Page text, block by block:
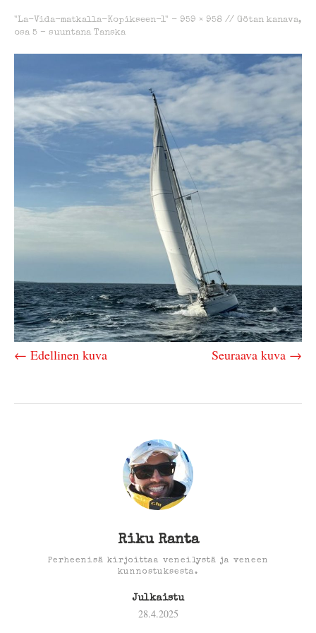
"La-Vida-matkalla-Kopikseen-1" - 959 × 958 // Götan kanava,
osa 5 – suuntana Tanska
← Edellinen kuva Seuraava kuva →
Riku Ranta
Perheenisä kirjoittaa veneilystä ja veneen
kunnostuksesta.
Julkaistu
28.4.2025